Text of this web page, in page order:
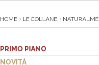
HOME LE COLLANE
PRIMO PIANO
NOVITÀ